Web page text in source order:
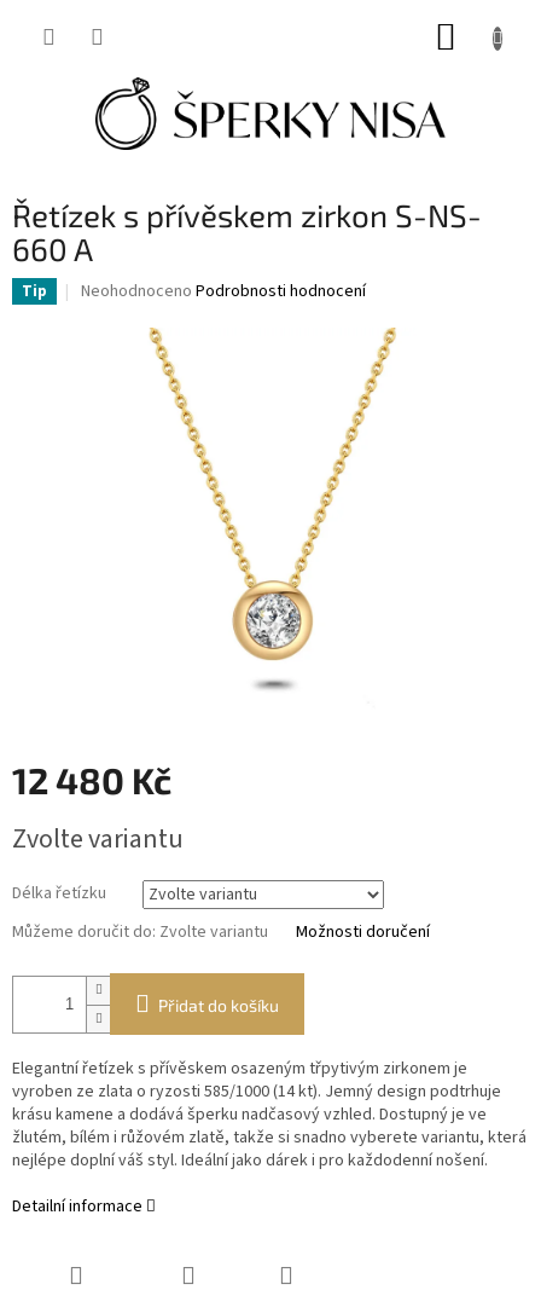
Řetízek s přívěskem zirkon S-NS-
660 A
Tip
Průměrné
Neohodnoceno Podrobnosti hodnocení
12 480 Kč
cena:
Zvolte variantu
Délka řetízku
Můžeme doručit do: Zvolte variantu Možnosti doručení
Přidat do košíku
Elegantní řetízek s přívěskem osazeným třpytivým zirkonem je
vyroben ze zlata o ryzosti 585/1000 (14 kt). Jemný design podtrhuje
krásu kamene a dodává šperku nadčasový vzhled. Dostupný je ve
žlutém, bílém i růžovém zlatě, takže si snadno vyberete variantu, která
nejlépe doplní váš styl. Ideální jako dárek i pro každodenní nošení.
Detailní informace